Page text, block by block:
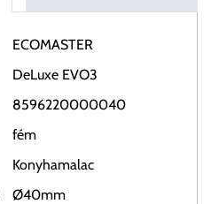
ECOMASTER
DeLuxe EVO3
8596220000040
fém
Konyhamalac
Ø40mm